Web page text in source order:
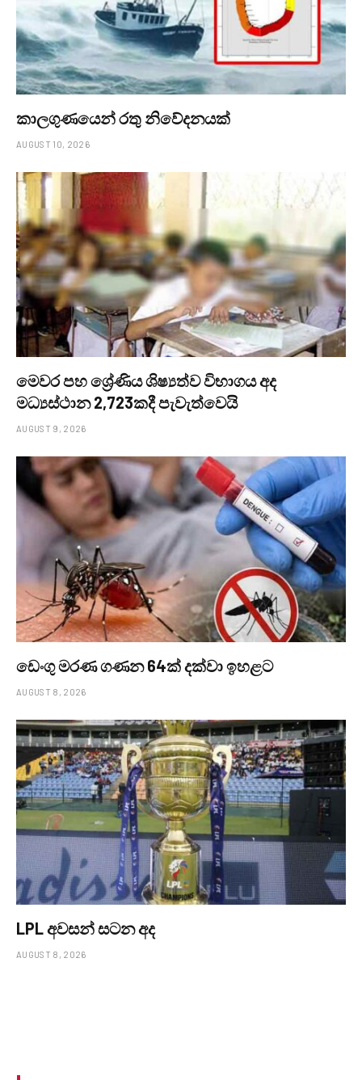
කාලගුණයෙන් ‍රතු නිවේදනයක්
AUGUST 10, 2026
මෙවර පහ ශ්‍රේණිය ශිෂ්‍යත්ව විභාගය අද
මධ්‍යස්ථාන 2,723කදී පැවැත්වෙයි
AUGUST 9, 2026
ඩෙංගු මරණ ගණන 64ක් දක්වා ඉහළට
AUGUST 8, 2026
LPL අවසන් සටන අද
AUGUST 8, 2026